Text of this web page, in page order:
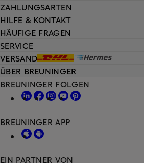
HILFE & KONTAKT
HÄUFIGE FRAGEN
SERVICE
VERSAND
ZAHLUNGSARTEN
ÜBER BREUNINGER
EIN PARTNER VON
BREUNINGER FOLGEN
BREUNINGER APP